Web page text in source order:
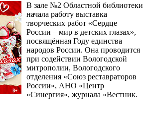
В зале №2 Областной библиотеки
начала работу выставка
творческих работ «Сердце
России – мир в детских глазах»,
посвящённая Году единства
народов России. Она проводится
при содействии Вологодской
митрополии, Вологодского
отделения «Союз реставраторов
России», АНО «Центр
«Синергия», журнала «Вестник.